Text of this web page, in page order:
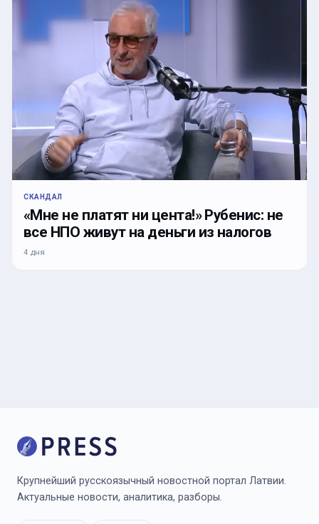
СКАНДАЛ
«Мне не платят ни цента!» Рубенис: не
все НПО живут на деньги из налогов
4 дня
Крупнейший русскоязычный новостной портал Латвии.
Актуальные новости, аналитика, разборы.